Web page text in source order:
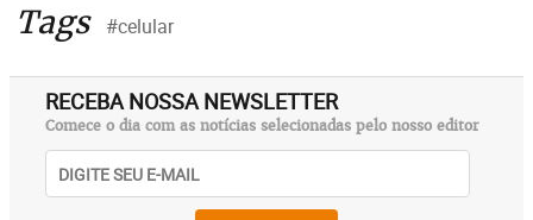
Tags #celular
RECEBA NOSSA NEWSLETTER
Comece o dia com as notícias selecionadas pelo nosso editor